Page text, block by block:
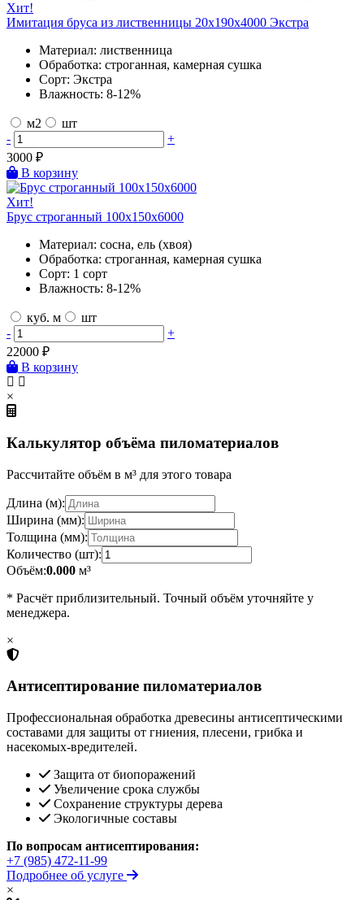
Хит!
Имитация бруса из лиственницы 20х190х4000 Экстра
Материал: лиственница
Обработка: строганная, камерная сушка
Сорт: Экстра
Влажность: 8-12%
м2
шт
-
+
3000 ₽
В корзину
Хит!
Брус строганный 100х150х6000
Материал: сосна, ель (хвоя)
Обработка: строганная, камерная сушка
Сорт: 1 сорт
Влажность: 8-12%
куб. м
шт
-
+
22000 ₽
В корзину
×
Калькулятор объёма пиломатериалов
Рассчитайте объём в м³ для этого товара
Длина (м):
Ширина (мм):
Толщина (мм):
Количество (шт):
Объём:0.000 м³
* Расчёт приблизительный. Точный объём уточняйте у
менеджера.
×
Антисептирование пиломатериалов
Профессиональная обработка древесины антисептическими
составами для защиты от гниения, плесени, грибка и
насекомых-вредителей.
Защита от биопоражений
Увеличение срока службы
Сохранение структуры дерева
Экологичные составы
По вопросам антисептирования:
+7 (985) 472-11-99
Подробнее об услуге
×